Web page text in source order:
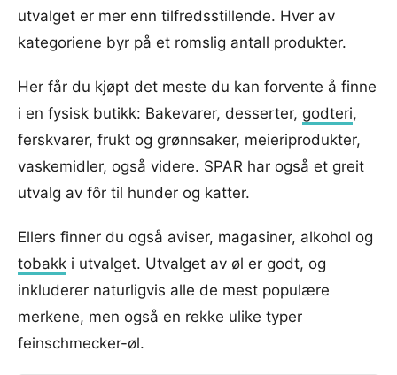
utvalget er mer enn tilfredsstillende. Hver av
kategoriene byr på et romslig antall produkter.
Her får du kjøpt det meste du kan forvente å finne
i en fysisk butikk: Bakevarer, desserter, godteri,
ferskvarer, frukt og grønnsaker, meieriprodukter,
vaskemidler, også videre. SPAR har også et greit
utvalg av fôr til hunder og katter.
Ellers finner du også aviser, magasiner, alkohol og
tobakk i utvalget. Utvalget av øl er godt, og
inkluderer naturligvis alle de mest populære
merkene, men også en rekke ulike typer
feinschmecker-øl.